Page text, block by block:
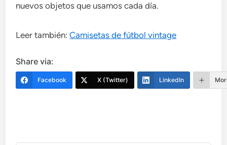
nuevos objetos que usamos cada día.
Leer también:Camisetas de fútbol vintage
Share via:
Facebook X (Twitter) LinkedIn